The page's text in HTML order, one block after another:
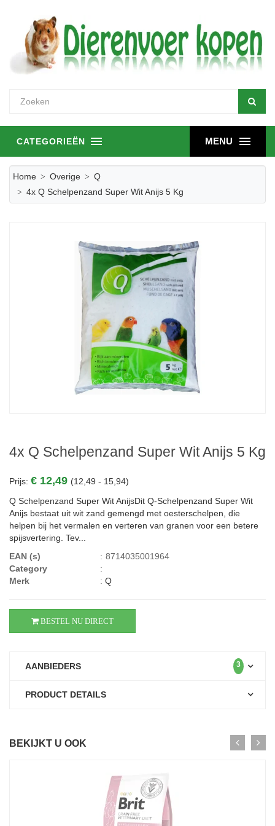
MENU
CATEGORIEËN
Home Overige
Q
4x Q Schelpenzand Super Wit Anijs 5 Kg
4x Q Schelpenzand Super Wit Anijs 5 Kg
Prijs: € 12,49 (12,49 - 15,94)
Q Schelpenzand Super Wit AnijsDit Q-Schelpenzand Super Wit
Anijs bestaat uit wit zand gemengd met oesterschelpen, die
helpen bij het vermalen en verteren van granen voor een betere
spijsvertering. Tev...
EAN (s)
: 8714035001964
Category
:
Merk
: Q
BESTEL NU DIRECT
AANBIEDERS 3
PRODUCT DETAILS
BEKIJKT U OOK